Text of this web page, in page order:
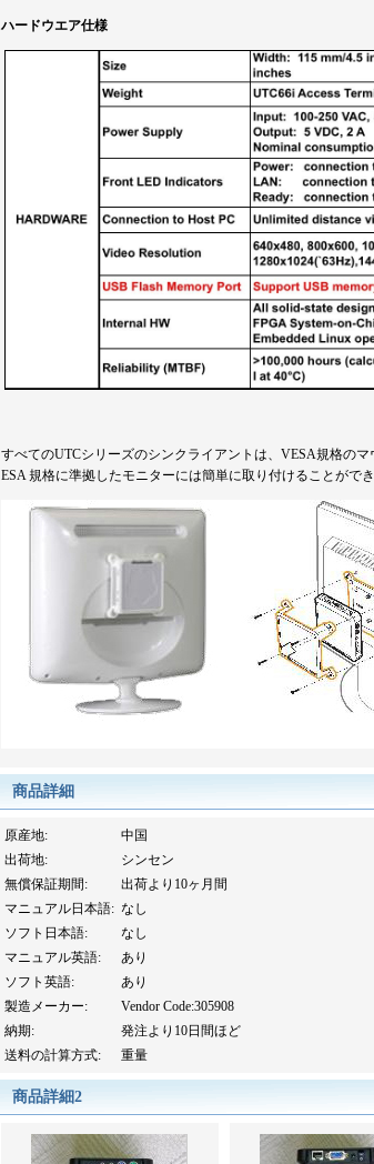
ハードウエア仕様
すべてのUTCシリーズのシンクライアントは、VESA規格の
ESA 規格に準拠したモニターには簡単に取り付けることがで
商品詳細
原産地:
中国
出荷地:
シンセン
無償保証期間:
出荷より10ヶ月間
マニュアル日本語: なし
ソフト日本語:
なし
マニュアル英語:
あり
ソフト英語:
あり
製造メーカー:
Vendor Code:305908
納期:
発注より10日間ほど
送料の計算方式: 重量
商品詳細2